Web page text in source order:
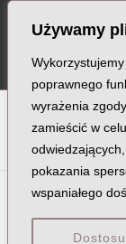
Używamy
poprawnego
wyrażenia
zamieścić w
pokazania
wspaniałego
content
B C D E
O P Q
Sa Sc Se
navigation